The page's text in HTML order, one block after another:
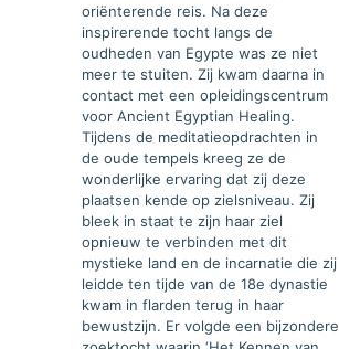
oriënterende reis. Na deze
inspirerende tocht langs de
oudheden van Egypte was ze niet
meer te stuiten. Zij kwam daarna in
contact met een opleidingscentrum
voor Ancient Egyptian Healing.
Tijdens de meditatieopdrachten in
de oude tempels kreeg ze de
wonderlijke ervaring dat zij deze
plaatsen kende op zielsniveau. Zij
bleek in staat te zijn haar ziel
opnieuw te verbinden met dit
mystieke land en de incarnatie die zij
leidde ten tijde van de 18e dynastie
kwam in flarden terug in haar
bewustzijn. Er volgde een bijzondere